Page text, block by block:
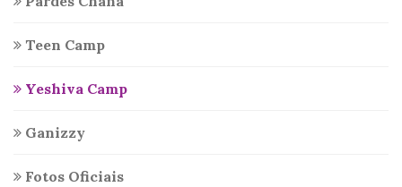
Teen Camp
Yeshiva Camp
Ganizzy
Fotos Oficiais